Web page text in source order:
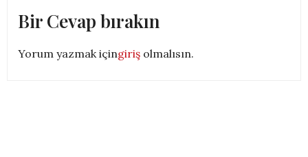
Bir Cevap bırakın
Yorum yazmak içingiriş olmalısın.